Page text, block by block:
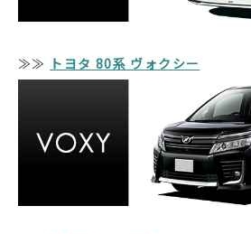
≫≫ トヨタ 80系 ヴォクシー